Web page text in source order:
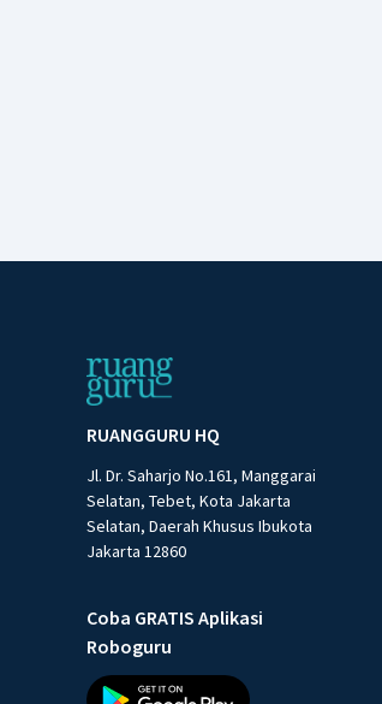
RUANGGURU HQ
Jl. Dr. Saharjo No.161, Manggarai
Selatan, Tebet, Kota Jakarta
Selatan, Daerah Khusus Ibukota
Jakarta 12860
Coba GRATIS Aplikasi
Roboguru